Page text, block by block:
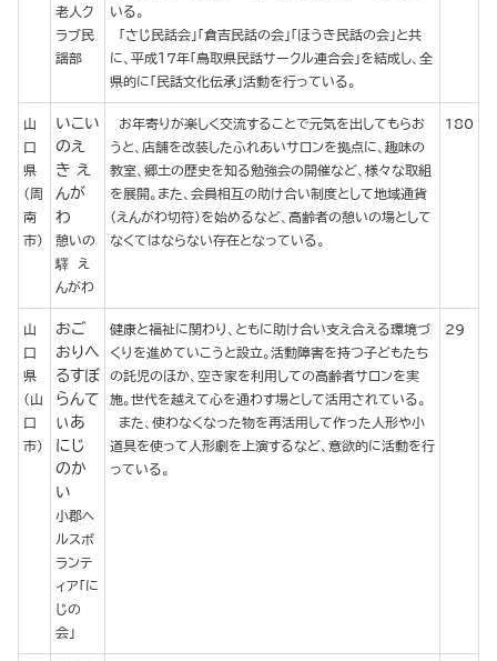
老人ク
ラブ民
謡部
いる。
「さじ民話会」「倉吉民話の会」「ほうき民話の会」と共
に、平成１７年「鳥取県民話サークル連合会」を結成し、全
県的に「民話文化伝承」活動を行っている。
山
口
県
（周
南
市）
いこい
のえ
き え
んが
わ
憩いの
驛 え
んがわ
お年寄りが楽しく交流することで元気を出してもらお
うと、店舗を改装したふれあいサロンを拠点に、趣味の
教室、郷土の歴史を知る勉強会の開催など、様々な取組
を展開。また、会員相互の助け合い制度として地域通貨
（えんがわ切符）を始めるなど、高齢者の憩いの場として
なくてはならない存在となっている。
180
山
口
県
（山
口
市）
おご
おりへ
るすぼ
らんて
ぃあ
にじ
のか
い
小郡ヘ
ルスボ
ランテ
ィア「に
じの
会」
健康と福祉に関わり、ともに助け合い支え合える環境づ
くりを進めていこうと設立。活動障害を持つ子どもたち
の託児のほか、空き家を利用しての高齢者サロンを実
施。世代を越えて心を通わす場として活用されている。
また、使わなくなった物を再活用して作った人形や小
道具を使って人形劇を上演するなど、意欲的に活動を行
っている。
29